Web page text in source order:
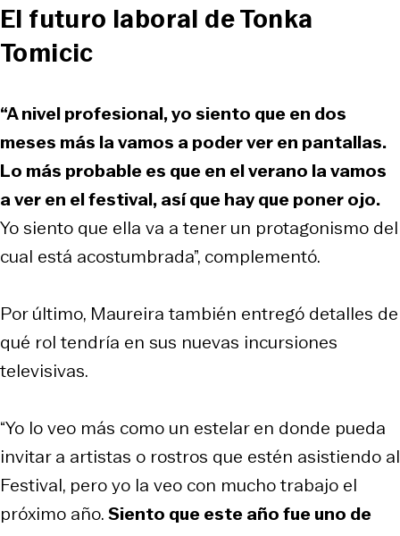
El futuro laboral de Tonka
Tomicic
“A nivel profesional, yo siento que en dos
meses más la vamos a poder ver en pantallas.
Lo más probable es que en el verano la vamos
a ver en el festival, así que hay que poner ojo.
Yo siento que ella va a tener un protagonismo del
cual está acostumbrada”, complementó.
Por último, Maureira también entregó detalles de
qué rol tendría en sus nuevas incursiones
televisivas.
“Yo lo veo más como un estelar en donde pueda
invitar a artistas o rostros que estén asistiendo al
Festival, pero yo la veo con mucho trabajo el
próximo año.Siento que este año fue uno de